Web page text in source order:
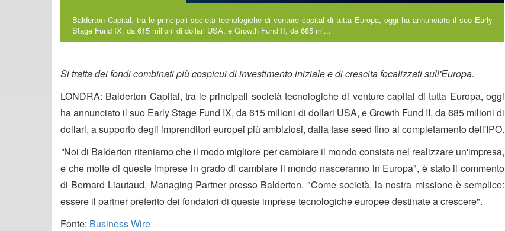
Balderton Capital, tra le principali società tecnologiche di venture capital di tutta Europa, oggi ha annunciato il suo Early
Stage Fund IX, da 615 milioni di dollari USA, e Growth Fund II, da 685 mi...
Si tratta dei fondi combinati più cospicui di investimento iniziale e di crescita focalizzati sull'Europa.
LONDRA: Balderton Capital, tra le principali società tecnologiche di venture capital di tutta Europa, oggi
ha annunciato il suo Early Stage Fund IX, da 615 milioni di dollari USA, e Growth Fund II, da 685 milioni di
dollari, a supporto degli imprenditori europei più ambiziosi, dalla fase seed fino al completamento dell'IPO.
"Noi di Balderton riteniamo che il modo migliore per cambiare il mondo consista nel realizzare un'impresa,
e che molte di queste imprese in grado di cambiare il mondo nasceranno in Europa", è stato il commento
di Bernard Liautaud, Managing Partner presso Balderton. "Come società, la nostra missione è semplice:
essere il partner preferito dei fondatori di queste imprese tecnologiche europee destinate a crescere".
Fonte: Business Wire